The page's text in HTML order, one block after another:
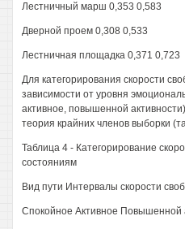
Лестничный марш 0,353 0,583
Дверной проем 0,308 0,533
Лестничная площадка 0,371 0,723
Для категорирования скорости
зависимости от уровня
активное, повышенной
теория крайних членов выборки
Таблица 4 - Категорирование
состояниям
Вид пути Интервалы скорости
Спокойное Активное Повышенной